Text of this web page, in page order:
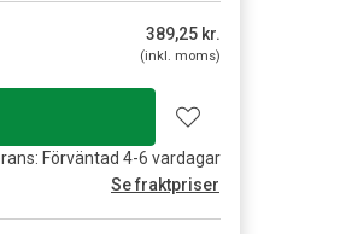
389,25kr.
(inkl. moms)
Förväntad 4-6 vardagar
Se fraktpriser